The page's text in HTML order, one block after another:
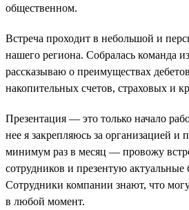
общественном.
Встреча проходит в небольшой и
нашего региона. Собралась команда
рассказываю о преимуществах
накопительных счетов, страховых и
Презентация — это только начало
нее я закрепляюсь за организацией и
минимум раз в месяц — провожу
сотрудников и презентую актуальные
Сотрудники компании знают, что
в любой момент.